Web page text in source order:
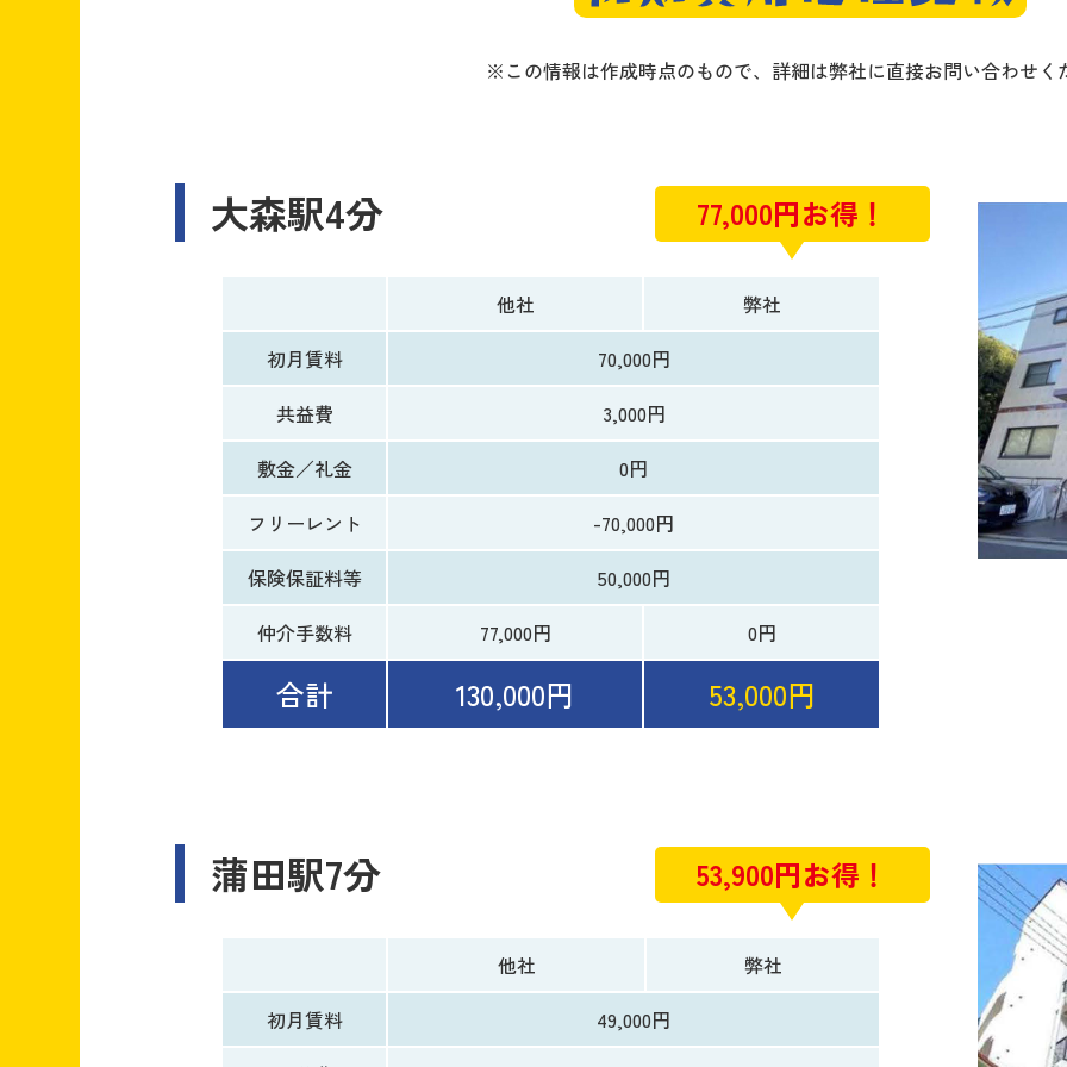
※この情報は作成時点のもので、詳細は弊社に直接お問い合わせく
大森駅4分 77,000円お得！
他社
弊社
初月賃料
70,000円
共益費
3,000円
敷金／礼金
0円
フリーレント
-70,000円
保険保証料等
50,000円
仲介手数料
77,000円 0円
合計 130,000円 53,000円
蒲田駅7分 53,900円お得！
他社
弊社
初月賃料
49,000円